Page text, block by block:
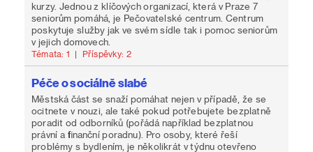
kurzy. Jednou z klíčových organizací, která v Praze 7
seniorům pomáhá, je Pečovatelské centrum. Centrum
poskytuje služby jak ve svém sídle tak i pomoc seniorům
v jejich domovech.
Témata: 1 | Příspěvky: 2
Péče o sociálně slabé
Městská část se snaží pomáhat nejen v případě, že se
ocitnete v nouzi, ale také pokud potřebujete bezplatně
poradit od odborníků (pořádá například bezplatnou
právní a finanční poradnu). Pro osoby, které řeší
problémy s bydlením, je několikrát v týdnu otevřeno